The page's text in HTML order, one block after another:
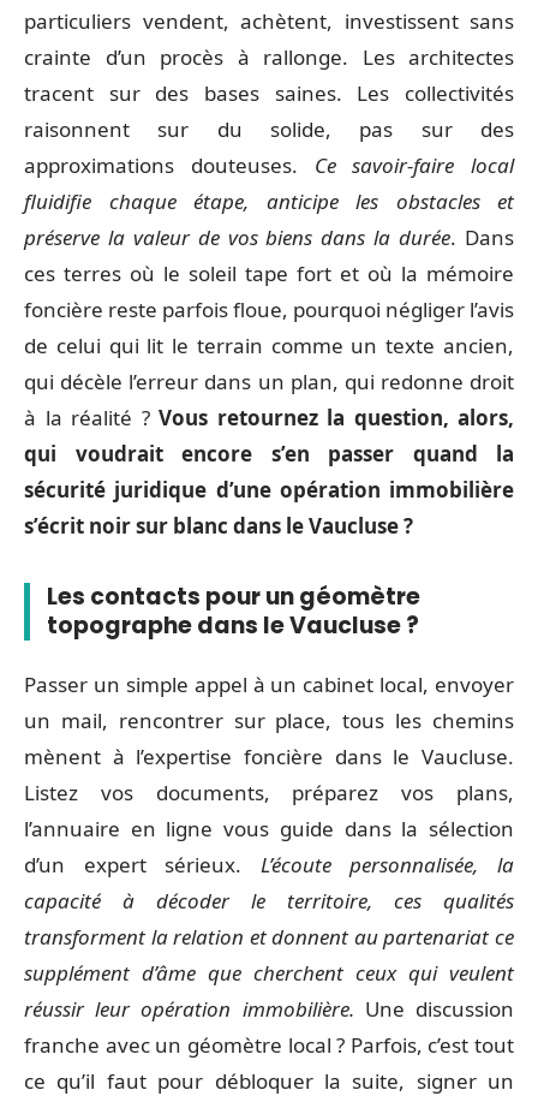
particuliers vendent, achètent, investissent sans
crainte d’un procès à rallonge. Les architectes
tracent sur des bases saines. Les collectivités
raisonnent sur du solide, pas sur des
approximations douteuses. Ce savoir-faire local
fluidifie chaque étape, anticipe les obstacles et
préserve la valeur de vos biens dans la durée. Dans
ces terres où le soleil tape fort et où la mémoire
foncière reste parfois floue, pourquoi négliger l’avis
de celui qui lit le terrain comme un texte ancien,
qui décèle l’erreur dans un plan, qui redonne droit
à la réalité ? Vous retournez la question, alors,
qui voudrait encore s’en passer quand la
sécurité juridique d’une opération immobilière
s’écrit noir sur blanc dans le Vaucluse ?
Les contacts pour un géomètre
topographe dans le Vaucluse ?
Passer un simple appel à un cabinet local, envoyer
un mail, rencontrer sur place, tous les chemins
mènent à l’expertise foncière dans le Vaucluse.
Listez vos documents, préparez vos plans,
l’annuaire en ligne vous guide dans la sélection
d’un expert sérieux. L’écoute personnalisée, la
capacité à décoder le territoire, ces qualités
transforment la relation et donnent au partenariat ce
supplément d’âme que cherchent ceux qui veulent
réussir leur opération immobilière. Une discussion
franche avec un géomètre local ? Parfois, c’est tout
ce qu’il faut pour débloquer la suite, signer un